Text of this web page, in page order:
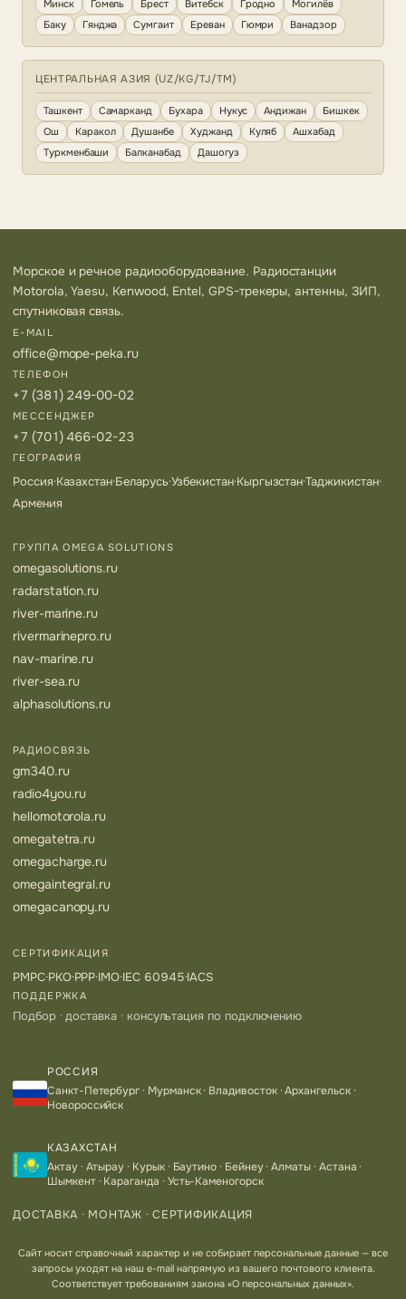
Минск Гомель Брест Витебск Гродно
Могилёв
Баку
Гянджа Сумгаит Ереван Гюмри Ванадзор
ЦЕНТРАЛЬНАЯ АЗИЯ (UZ/KG/TJ/TM)
Ташкент Самарканд Бухара Нукус Андижан
Бишкек
Ош
Каракол Душанбе Худжанд Куляб
Ашхабад
Туркменбаши
Балканабад Дашогуз
Морское и речное радиооборудование. Радиостанции
Motorola, Yaesu, Kenwood, Entel, GPS-трекеры, антенны, ЗИП,
спутниковая связь.
E-MAIL
office@mope-peka.ru
ТЕЛЕФОН
+7 (381) 249-00-02
МЕССЕНДЖЕР
+7 (701) 466-02-23
ГЕОГРАФИЯ
Россия·Казахстан·Беларусь·Узбекистан·Кыргызстан·Таджикистан·
Армения
ГРУППА OMEGA SOLUTIONS
omegasolutions.ru
radarstation.ru
river-marine.ru
rivermarinepro.ru
nav-marine.ru
river-sea.ru
alphasolutions.ru
РАДИОСВЯЗЬ
gm340.ru
radio4you.ru
hellomotorola.ru
omegatetra.ru
omegacharge.ru
omegaintegral.ru
omegacanopy.ru
СЕРТИФИКАЦИЯ
РМРС·РКО·РРР·IMO·IEC 60945·IACS
ПОДДЕРЖКА
Подбор · доставка · консультация по подключению
РОССИЯ
Санкт-Петербург · Мурманск · Владивосток · Архангельск ·
Новороссийск
КАЗАХСТАН
Актау · Атырау · Курык · Баутино · Бейнеу · Алматы · Астана ·
Шымкент · Караганда · Усть-Каменогорск
ДОСТАВКА · МОНТАЖ · СЕРТИФИКАЦИЯ
Сайт носит справочный характер и не собирает персональные данные — все
запросы уходят на наш e-mail напрямую из вашего почтового клиента.
Соответствует требованиям закона «О персональных данных».